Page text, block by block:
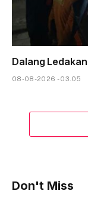
Dalang
08-08-2026 - 03.05
Don't Miss